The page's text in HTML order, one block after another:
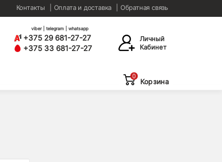
Контакты Оплата и доставка Обратная связь
viber | telegram | whatsapp
+375 29 681-27-27
+375 33 681-27-27
Личный
Кабинет
0
Корзина